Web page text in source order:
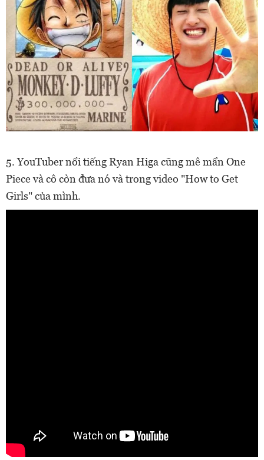
5. YouTuber nổi tiếng Ryan Higa cũng mê mẩn One
Piece và cô còn đưa nó và trong video "How to Get
Girls" của mình.